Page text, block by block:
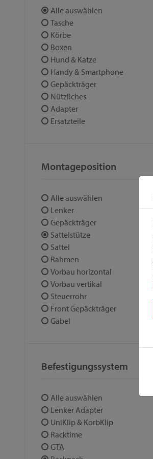
Alle auswählen
Tasche
Körbe
Boxen
Hund & Katze
Handy & Smartphone
Gepäckträger
Nützliches
Adapter
Ersatzteile
Montageposition
Alle auswählen
Lenker
Gepäckträger
Sattelstütze
Sattel
Rahmen
Vorbau horizontal
Vorbau vertikal
Steuerrohr
Front Gepäckträger
Gabel
Befestigungssystem
Alle auswählen
Lenker Adapter
UniKlip & KorbKlip
Racktime
GTA